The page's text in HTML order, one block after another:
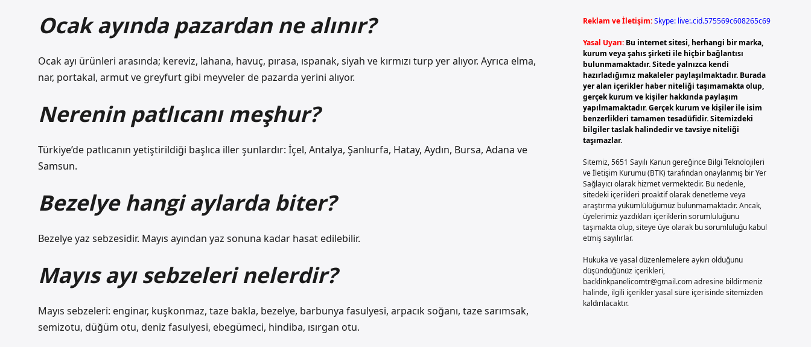
Ocak ayında pazardan ne alınır?
Ocak ayı ürünleri arasında; kereviz, lahana, havuç, pırasa, ıspanak, siyah ve kırmızı turp yer alıyor. Ayrıca elma,
nar, portakal, armut ve greyfurt gibi meyveler de pazarda yerini alıyor.
Nerenin patlıcanı meşhur?
Türkiye’de patlıcanın yetiştirildiği başlıca iller şunlardır: İçel, Antalya, Şanlıurfa, Hatay, Aydın, Bursa, Adana ve
Samsun.
Bezelye hangi aylarda biter?
Bezelye yaz sebzesidir. Mayıs ayından yaz sonuna kadar hasat edilebilir.
Mayıs ayı sebzeleri nelerdir?
Mayıs sebzeleri: enginar, kuşkonmaz, taze bakla, bezelye, barbunya fasulyesi, arpacık soğanı, taze sarımsak,
semizotu, düğüm otu, deniz fasulyesi, ebegümeci, hindiba, ısırgan otu.
Reklam ve İletişim:Skype: live:.cid.575569c608265c69
Yasal Uyarı: Bu internet sitesi, herhangi bir marka,
kurum veya şahıs şirketi ile hiçbir bağlantısı
bulunmamaktadır. Sitede yalnızca kendi
hazırladığımız makaleler paylaşılmaktadır. Burada
yer alan içerikler haber niteliği taşımamakta olup,
gerçek kurum ve kişiler hakkında paylaşım
yapılmamaktadır. Gerçek kurum ve kişiler ile isim
benzerlikleri tamamen tesadüfidir. Sitemizdeki
bilgiler taslak halindedir ve tavsiye niteliği
taşımazlar.
Sitemiz, 5651 Sayılı Kanun gereğince Bilgi Teknolojileri
ve İletişim Kurumu (BTK) tarafından onaylanmış bir Yer
Sağlayıcı olarak hizmet vermektedir. Bu nedenle,
sitedeki içerikleri proaktif olarak denetleme veya
araştırma yükümlülüğümüz bulunmamaktadır. Ancak,
üyelerimiz yazdıkları içeriklerin sorumluluğunu
taşımakta olup, siteye üye olarak bu sorumluluğu kabul
etmiş sayılırlar.
Hukuka ve yasal düzenlemelere aykırı olduğunu
düşündüğünüz içerikleri,
backlinkpanelicomtr@gmail.comadresine bildirmeniz
halinde, ilgili içerikler yasal süre içerisinde sitemizden
kaldırılacaktır.